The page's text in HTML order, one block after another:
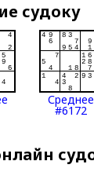
судоку
Среднее
#6172